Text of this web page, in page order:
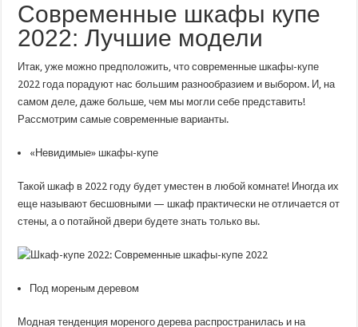
Современные шкафы купе
2022: Лучшие модели
Итак, уже можно предположить, что современные шкафы-купе
2022 года порадуют нас большим разнообразием и выбором. И, на
самом деле, даже больше, чем мы могли себе представить!
Рассмотрим самые современные варианты.
«Невидимые» шкафы-купе
Такой шкаф в 2022 году будет уместен в любой комнате! Иногда их
еще называют бесшовными — шкаф практически не отличается от
стены, а о потайной двери будете знать только вы.
Под мореным деревом
Модная тенденция мореного дерева распространилась и на